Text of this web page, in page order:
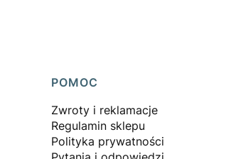
Linki w stopce
POMOC
Zwroty i reklamacje
Regulamin sklepu
Polityka prywatności